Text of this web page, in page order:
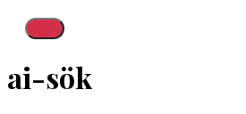
ai-sök